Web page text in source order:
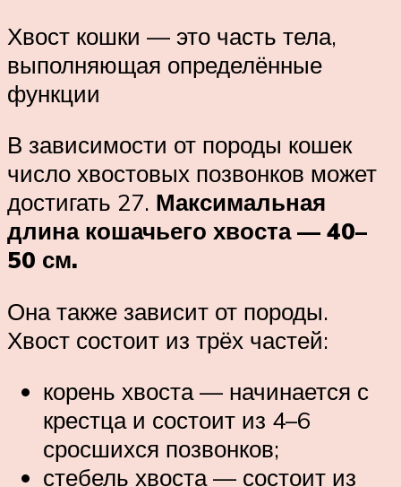
Хвост кошки — это часть тела,
выполняющая определённые
функции
В зависимости от породы кошек
число хвостовых позвонков может
достигать 27. Максимальная
длина кошачьего хвоста — 40–
50 см.
Она также зависит от породы.
Хвост состоит из трёх частей:
корень хвоста — начинается с
крестца и состоит из 4–6
сросшихся позвонков;
стебель хвоста — состоит из